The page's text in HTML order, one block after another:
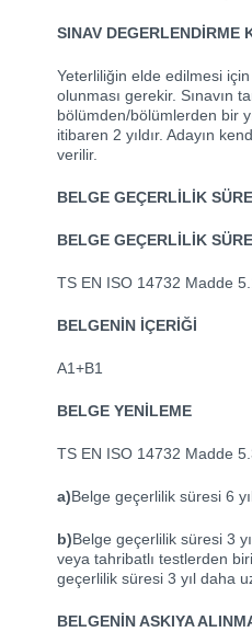
SINAV DEGERLENDİRME
Yeterliliğin elde edilmesi
olunması gerekir. Sınavın
bölümden/bölümlerden bir
itibaren 2 yıldır. Adayın
verilir.
BELGE GEÇERLİLİK
BELGE GEÇERLİLİK
TS EN ISO 14732 Madde
BELGENİN İÇERİĞİ
A1+B1
BELGE YENİLEME
TS EN ISO 14732 Madde
a)Belge geçerlilik süresi 6
b)Belge geçerlilik süresi 3
veya tahribatlı testlerden
geçerlilik süresi 3 yıl daha
BELGENİN ASKIYA